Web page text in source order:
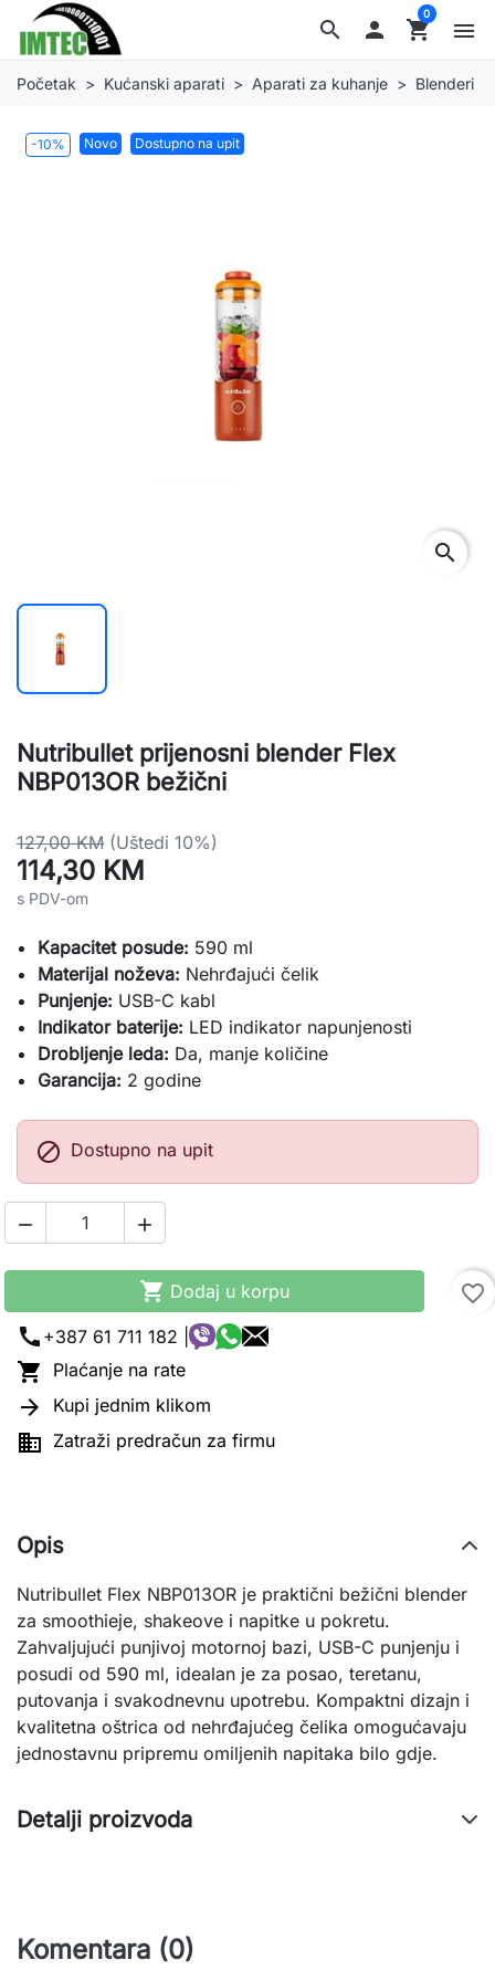
search  shopping_cart
0
menu
Početak Kućanski aparati Aparati za kuhanje Blenderi
-10% Novo Dostupno na upit
search
Nutribullet prijenosni blender Flex
NBP013OR bežični
127,00 KM (Uštedi 10%)
114,30 KM
s PDV-om
Kapacitet posude: 590 ml
Materijal noževa: Nehrđajući čelik
Punjenje: USB-C kabl
Indikator baterije: LED indikator napunjenosti
Drobljenje leda: Da, manje količine
Garancija: 2 godine
 Dostupno na upit
 
 Dodaj u korpu
favorite_border
call +387 61 711 182 |
 Plaćanje na rate
 Kupi jednim klikom
 Zatraži predračun za firmu
Opis
Nutribullet Flex NBP013OR je praktični bežični blender
za smoothieje, shakeove i napitke u pokretu.
Zahvaljujući punjivoj motornoj bazi, USB-C punjenju i
posudi od 590 ml, idealan je za posao, teretanu,
putovanja i svakodnevnu upotrebu. Kompaktni dizajn i
kvalitetna oštrica od nehrđajućeg čelika omogućavaju
jednostavnu pripremu omiljenih napitaka bilo gdje.
Detalji proizvoda
Komentara (0)